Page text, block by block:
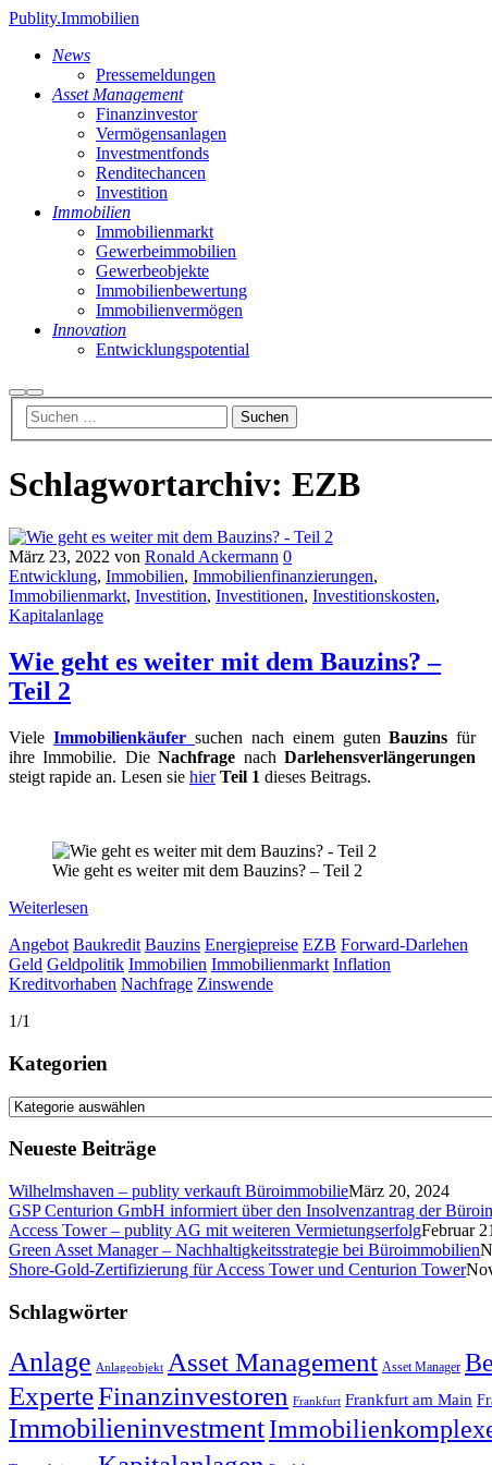
Publity.Immobilien
News
Pressemeldungen
Asset Management
Finanzinvestor
Vermögensanlagen
Investmentfonds
Renditechancen
Investition
Immobilien
Immobilienmarkt
Gewerbeimmobilien
Gewerbeobjekte
Immobilienbewertung
Immobilienvermögen
Innovation
Entwicklungspotential
Suchen
Hauptmenü
Schlagwortarchiv: EZB
März 23, 2022 von Ronald Ackermann 0
Entwicklung, Immobilien, Immobilienfinanzierungen,
Immobilienmarkt, Investition, Investitionen, Investitionskosten,
Kapitalanlage
Wie geht es weiter mit dem Bauzins? –
Teil 2
Viele Immobilienkäufer suchen nach einem gutenBauzins für
ihre Immobilie. DieNachfrage nachDarlehensverlängerungen
steigt rapide an. Lesen sie hier Teil 1 dieses Beitrags.
Wie geht es weiter mit dem Bauzins? – Teil 2
Weiterlesen
Angebot Baukredit Bauzins Energiepreise EZB Forward-Darlehen
Geld Geldpolitik Immobilien Immobilienmarkt Inflation
Kreditvorhaben Nachfrage Zinswende
1/1
Kategorien
Kategorien
Neueste Beiträge
Wilhelmshaven – publity verkauft BüroimmobilieMärz 20, 2024
GSP Centurion GmbH informiert über den Insolvenzantrag der
Access Tower – publity AG mit weiteren VermietungserfolgFebruar
Green Asset Manager – Nachhaltigkeitsstrategie bei Büroimmobilien
Shore-Gold-Zertifizierung für Access Tower und Centurion Tower
Schlagwörter
Anlage Anlageobjekt Asset Management Asset Manager
ExperteFinanzinvestoren Frankfurt Frankfurt am Main
Immobilieninvestment